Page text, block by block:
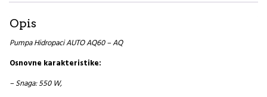
Opis
Pumpa Hidropaci AUTO AQ60 – AQ
Osnovne karakteristike:
– Snaga: 550 W,